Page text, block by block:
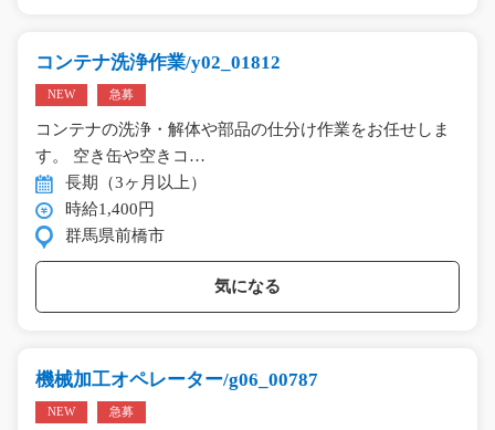
コンテナ洗浄作業/y02_01812
NEW 急募
コンテナの洗浄・解体や部品の仕分け作業をお任せしま
す。 空き缶や空きコ…
長期（3ヶ月以上）
時給1,400円
群馬県前橋市
気になる
機械加工オペレーター/g06_00787
NEW 急募